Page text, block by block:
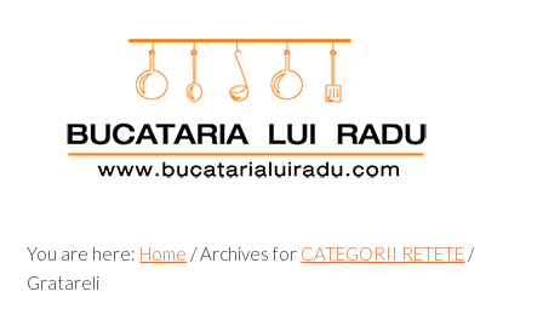
You are here: Home /Archives for CATEGORII RETETE /
Gratareli